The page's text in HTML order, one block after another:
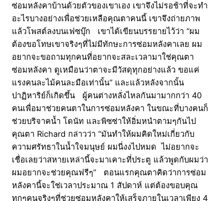
ซ่อมหลังคาบ้านด้วยตัวของเขาเอง เขาจึงไม่รอช้าที่จะทำ
อะไรบางอย่างเพื่อช่วยเหลือคุณตาคนนี้ เขาจึงถ่ายภาพ
แล้วโพสต์ลงบนเฟซบุ๊ก เขาได้เขียนบรรยายไว้ว่า “ผม
ต้องขอโทษเขาจริงๆที่ไม่มีทักษะการซ่อมหลังคาเลย ผม
อยากจะขอถามทุกคนที่อยากจะสละเวลามาใช่คุณตา
ซ่อมหลังคา ดูเหมือนว่าตาจะมีวัสดุทุกอย่างแล้ว ขอแค่
แรงคนละไม้คนละมือเท่านั้น” และแล้วหลังจากนั้น
ปาฏิหาริย์ก็เกิดขึ้น ผู้คนต่างหลั่งไหลกันมามากกว่า 40
คนเพื่อมาช่วยคนตาในการซ่อมหลังคา ในขณะที่บางคนก็
ช่วยบริจาคน้ำ โดนัท และพิซซ่าให้อิ่มหนำตามๆกันไป
คุณตา Richard กล่าวว่า “มันทำให้ผมคิดใหม่เกี่ยวกับ
ความศรัทธาในน้ำใจมนุษย์ ผมนี่งงไปหมด ไม่อยากจะ
เชื่อเลยว่าสหายเหล่านี้จะมาเคาะที่ประตู แล้วพูดกับผมว่า
ผมอยากจะช่วยคุณฟรีๆ” ตอนแรกคุณตาคิดว่าการซ่อม
หลังคานี้จะใช่เวลาประมาณ 1 สัปดาห์ แต่ต้องขอบคุณ
ทุกๆคนจริงๆที่ช่วยซ่อมหลังคาให้เสร็จภายในเวลาเพียง 4